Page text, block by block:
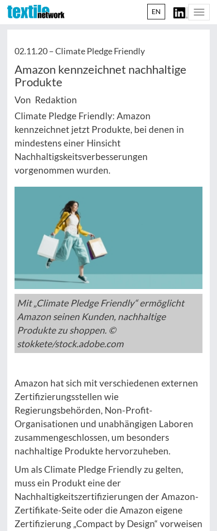
EN
02.11.20 –Climate Pledge Friendly
Amazon kennzeichnet nachhaltige
Produkte
Von Redaktion
Climate Pledge Friendly: Amazon
kennzeichnet jetzt Produkte, bei denen in
mindestens einer Hinsicht
Nachhaltigskeitsverbesserungen
vorgenommen wurden.
Mit „Climate Pledge Friendly“ ermöglicht
Amazon seinen Kunden, nachhaltige
Produkte zu shoppen. ©
stokkete/stock.adobe.com
Amazon hat sich mit verschiedenen externen
Zertifizierungsstellen wie
Regierungsbehörden, Non-Profit-
Organisationen und unabhängigen Laboren
zusammengeschlossen, um besonders
nachhaltige Produkte hervorzuheben.
Um als Climate Pledge Friendly zu gelten,
muss ein Produkt eine der
Nachhaltigkeitszertifizierungen der Amazon-
Zertifikate-Seite oder die Amazon eigene
Zertifizierung „Compact by Design“ vorweisen